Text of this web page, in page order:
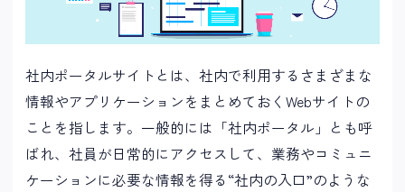
社内ポータルサイトとは、社内で利用するさまざまな
情報やアプリケーションをまとめておくWebサイトの
ことを指します。一般的には「社内ポータル」とも呼
ばれ、社員が日常的にアクセスして、業務やコミュニ
ケーションに必要な情報を得る“社内の入口”のような